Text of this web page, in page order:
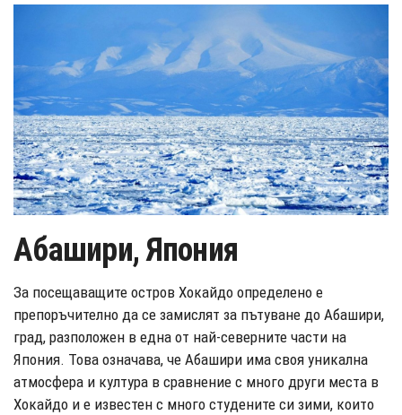
Абашири, Япония
За посещаващите остров Хокайдо определено е
препоръчително да се замислят за пътуване до Абашири,
град, разположен в една от най-северните части на
Япония. Това означава, че Абашири има своя уникална
атмосфера и култура в сравнение с много други места в
Хокайдо и е известен с много студените си зими, които